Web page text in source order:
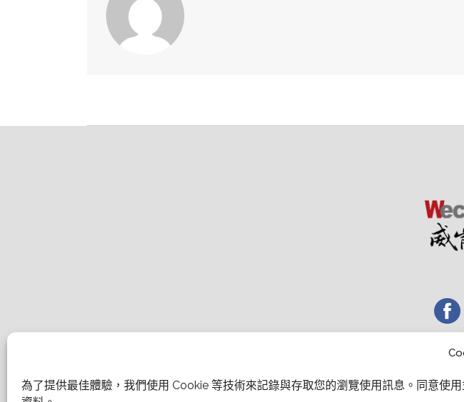
為了提供最佳體驗，我們使用 Cookie 等技術來記錄與存取您的瀏覽使用訊息。 同意使
經
Email：